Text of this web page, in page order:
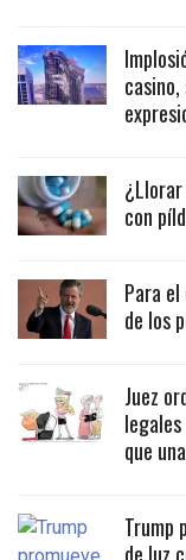
con
Para
de los
Juez
que
Trump